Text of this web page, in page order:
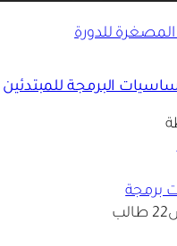
البرمجة للمبتدئين
برمجة
22 طالب